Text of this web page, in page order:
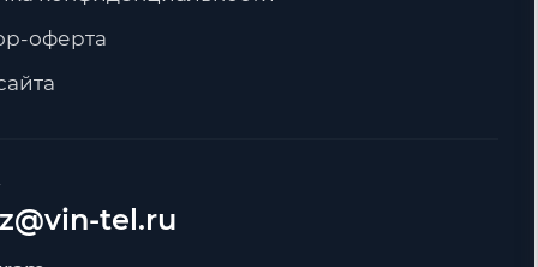
tel.ru
оферта